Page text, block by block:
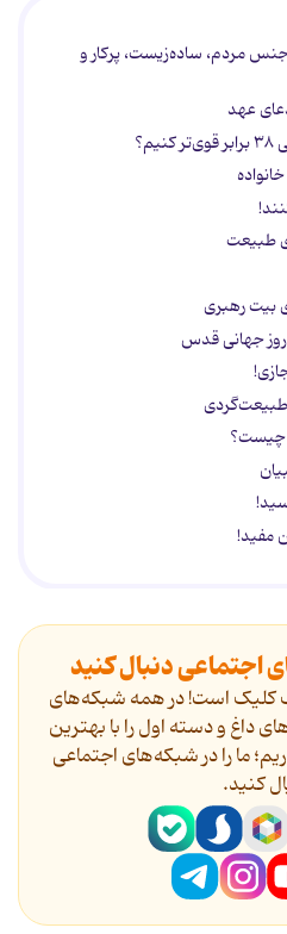
مردم، ساده‌زیست، پرکار و
عهد
طبیعت
بیت رهبری
جهانی قدس
چیست؟
مفید!
اجتماعی دنبال کنید
کلیک است! در همه شبکه‌های
داغ و دسته اول را با بهترین
ما را در شبکه‌های اجتماعی
کنید.